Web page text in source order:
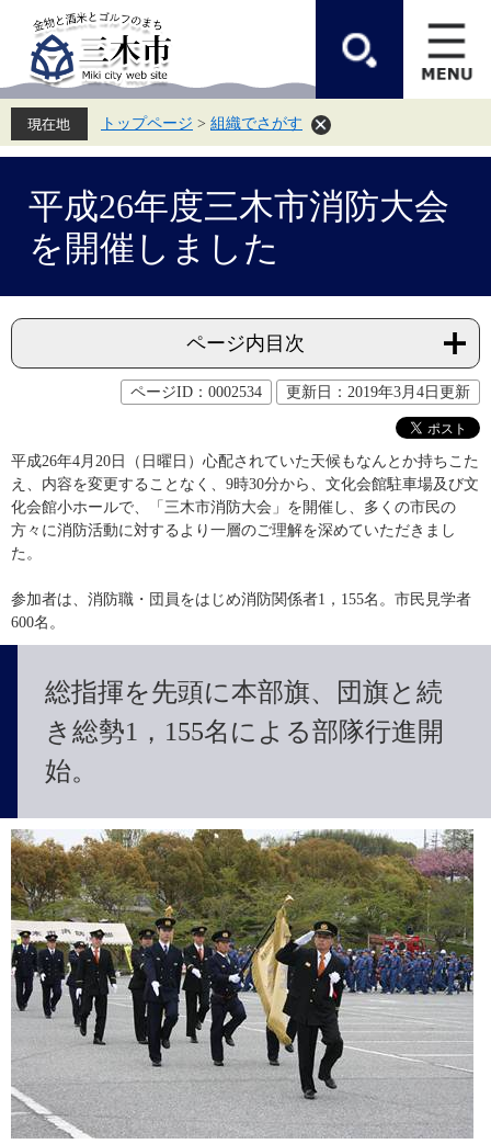
先
頭
す。
を
飛
し
トップページ > 組織でさがす
平成26年度三木市消防大会
を開催しました
ページ内目次
ページID：0002534 更新日：2019年3月4日更新
平成26年4月20日（日曜日）心配されていた天候もなんとか持ちこた
え、内容を変更することなく、9時30分から、文化会館駐車場及び文
化会館小ホールで、「三木市消防大会」を開催し、多くの市民の
方々に消防活動に対するより一層のご理解を深めていただきまし
た。
参加者は、消防職・団員をはじめ消防関係者1，155名。市民見学者
600名。
総指揮を先頭に本部旗、団旗と続
き総勢1，155名による部隊行進開
始。